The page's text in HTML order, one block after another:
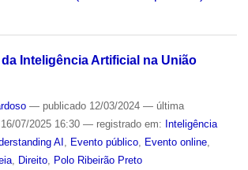
Inteligência Artificial na União
— publicado12/03/2024 — última
07/2025 16:30 — registrado em: Inteligência
AI Evento público, Evento online,
, Direito, Polo Ribeirão Preto